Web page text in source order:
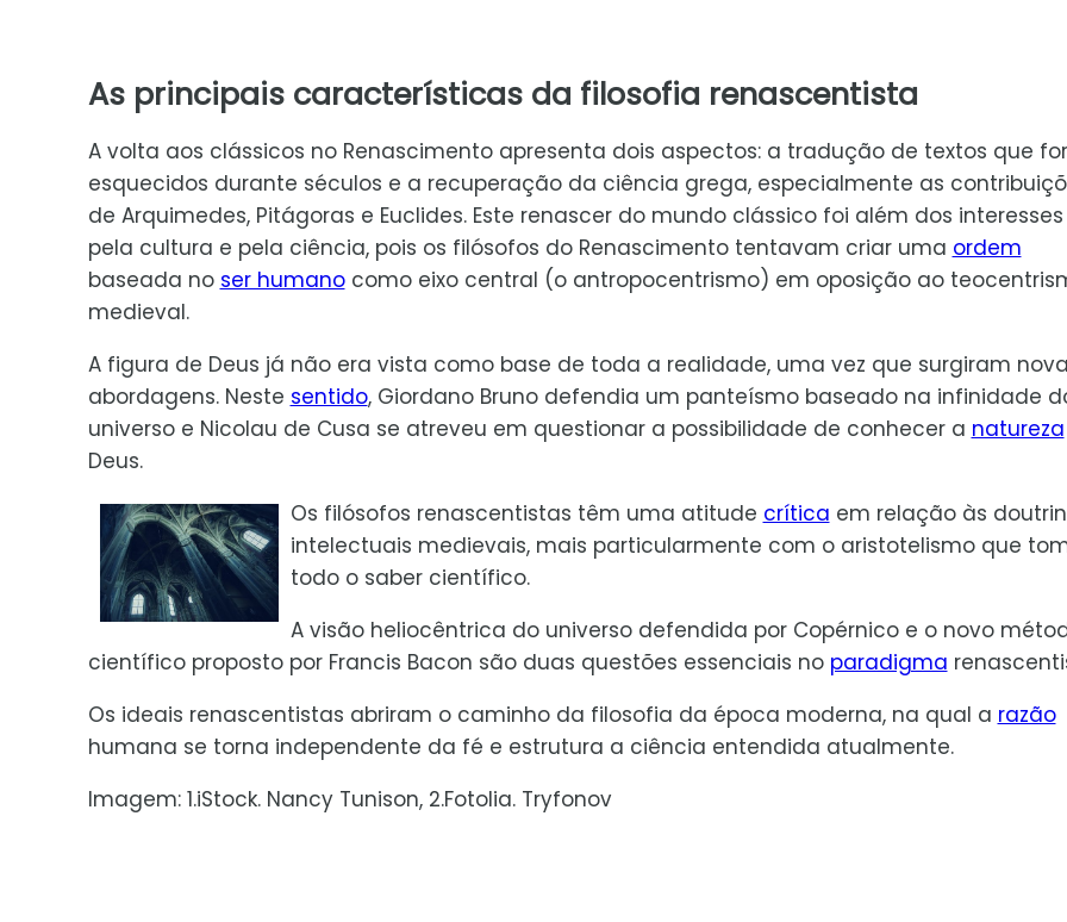
As principais características da filosofia renascentista
A volta aos clássicos no Renascimento apresenta dois aspectos: a tradução de textos que
esquecidos durante séculos e a recuperação da ciência grega, especialmente as
de Arquimedes, Pitágoras e Euclides. Este renascer do mundo clássico foi além dos interesses
pela cultura e pela ciência, pois os filósofos do Renascimento tentavam criar uma ordem
baseada no ser humanocomo eixo central (o antropocentrismo) em oposição ao
medieval.
A figura de Deus já não era vista como base de toda a realidade, uma vez que surgiram
abordagens. Neste sentido, Giordano Bruno defendia um panteísmo baseado na infinidade
universo e Nicolau de Cusa se atreveu em questionar a possibilidade de conhecer a natureza
Deus.
Os filósofos renascentistas têm uma atitude crítica em relação às
intelectuais medievais, mais particularmente com o aristotelismo que
todo o saber científico.
A visão heliocêntrica do universo defendida por Copérnico e o novo
científico proposto por Francis Bacon são duas questões essenciais no paradigma
Os ideais renascentistas abriram o caminho da filosofia da época moderna, na qual a razão
humana se torna independente da fé e estrutura a ciência entendida atualmente.
Imagem: 1.iStock. Nancy Tunison, 2.Fotolia. Tryfonov